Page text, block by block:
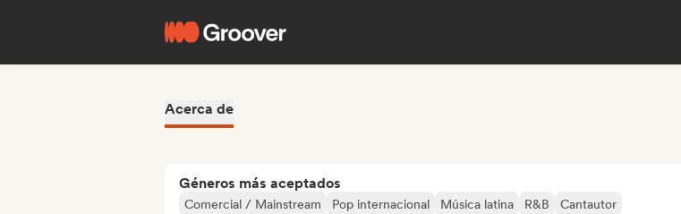
Acerca de
Géneros más aceptados
Comercial / Mainstream Pop internacional Música latina R&B Cantautor